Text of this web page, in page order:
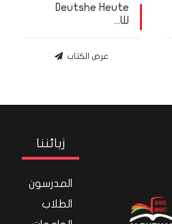
Deutshe Heute
W...
عرض الكتاب
زبائننا
المدرسون
الطلاب